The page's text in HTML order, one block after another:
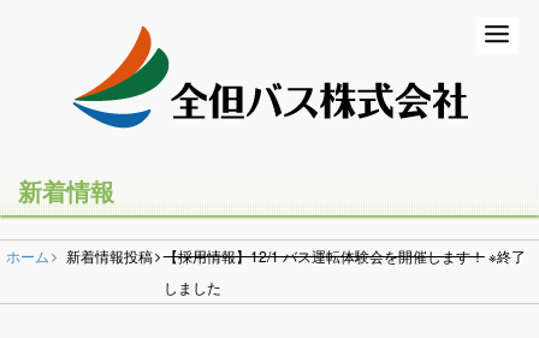
初めての方
乗合バス（路線バス・高速バス）
一般路線バス
新着情報
ホーム 新着情報投稿 【採用情報】12/1 バス運転体験会を開催します！※終了
しました